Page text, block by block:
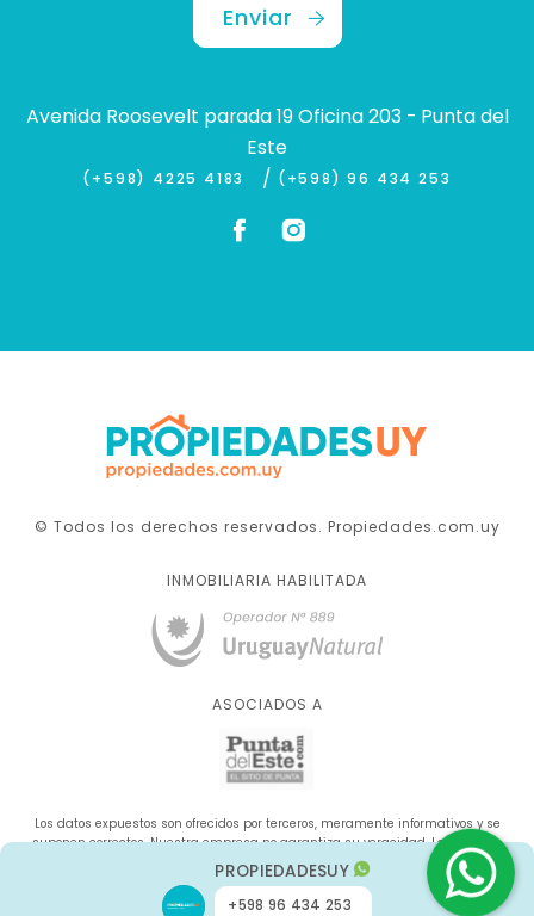
PROPIEDADESUY
+598 96 434 253
Enviar
Avenida Roosevelt parada 19 Oficina 203 - Punta del
Este
(+598) 4225 4183 / (+598) 96 434 253
© Todos los derechos reservados. Propiedades.com.uy
INMOBILIARIA HABILITADA
ASOCIADOS A
Los datos expuestos son ofrecidos por terceros, meramente informativos y se
suponen correctos. Nuestra empresa no garantiza su veracidad. La oferta se
sujeta a errores, cambios de precio, omisión y/o retirada del mercado sin aviso
previo.